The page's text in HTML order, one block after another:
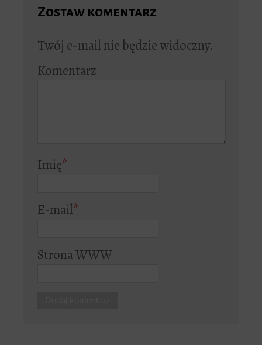
Zostaw komentarz
Twój e-mail nie będzie widoczny.
Komentarz
Imię*
E-mail*
Strona WWW